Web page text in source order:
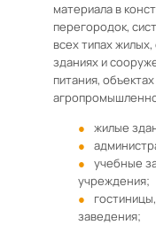
материала в
перегородок,
всех типах
зданиях и
питания,
жилые
учебные
учреждения;
заведения;